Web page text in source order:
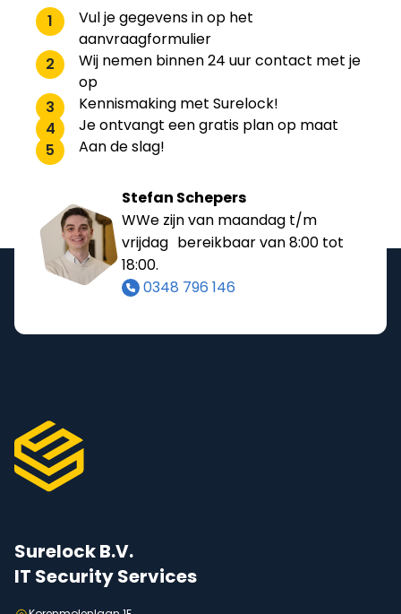
1
Vul je gegevens in op het
aanvraagformulier
2
Wij nemen binnen 24 uur contact met je
op
3
Kennismaking met Surelock!
4
Je ontvangt een gratis plan op maat
5
Aan de slag!
Stefan Schepers
WWe zijn van maandag t/m
vrijdag bereikbaar van 8:00 tot
18:00.
0348 796 146
Surelock B.V.
IT Security Services